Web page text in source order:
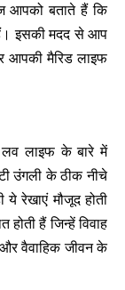
आपको बताते हैं कि
इसकी मदद से आप
आपकी मैरिड लाइफ
लव लाइफ के बारे में
उंगली के ठीक नीचे
ये रेखाएं मौजूद होती
हैं जिन्हें विवाह
वैवाहिक जीवन के